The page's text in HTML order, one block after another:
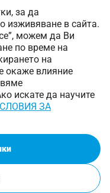
за да
изживяване в сайта.
можем да Ви
по време на
на
окаже влияние
искате да научите
ЗА
Всички права